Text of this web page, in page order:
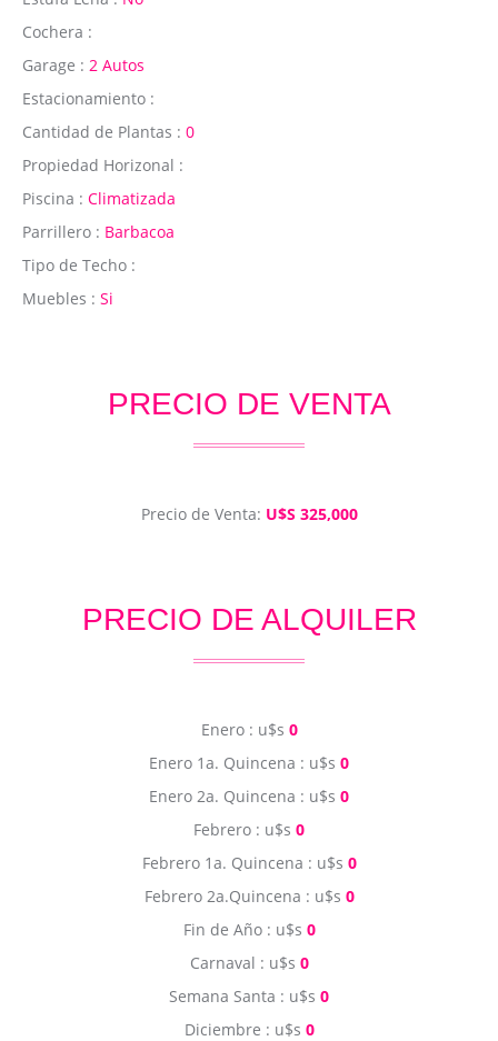
Cochera :
Garage : 2 Autos
Estacionamiento :
Cantidad de Plantas : 0
Propiedad Horizonal :
Piscina : Climatizada
Parrillero : Barbacoa
Tipo de Techo :
Muebles : Si
PRECIO DE VENTA
Precio de Venta: U$S 325,000
PRECIO DE ALQUILER
Enero : u$s 0
Enero 1a. Quincena : u$s 0
Enero 2a. Quincena : u$s 0
Febrero : u$s 0
Febrero 1a. Quincena : u$s 0
Febrero 2a.Quincena : u$s 0
Fin de Año : u$s 0
Carnaval : u$s 0
Semana Santa : u$s 0
Diciembre : u$s 0